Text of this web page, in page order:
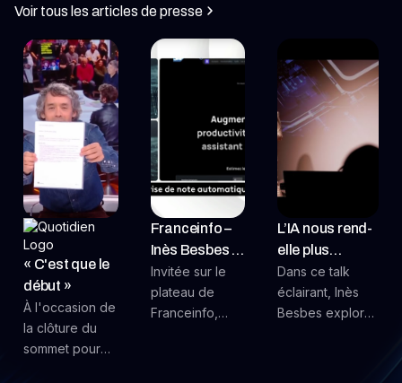
Voir tous les articles de presse
« C'est que le
début »
À l'occasion de
la clôture du
sommet pour
Franceinfo –
Inès Besbes :
“L’IA ne
remplace pas
l’humain, elle
Invitée sur le
plateau de
Franceinfo,
L’IA nous rend-
elle plus
paresseux.. et
moins
intelligents ?
Dans ce talk
éclairant, Inès
Besbes explore